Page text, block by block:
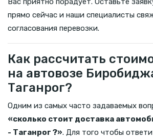
прямо сейчас и наши специалисты
согласования перевозки.
Как рассчитать
на автовозе
Таганрог?
Одним из самых часто задаваемых
«сколько стоит доставка
- Таганрог ?». Для того чтобы